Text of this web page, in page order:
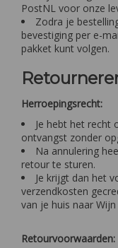
PostNL voor onze
Zodra je
bevestiging per e-
pakket kunt volgen.
Herroepingsrecht:
Je hebt het recht
ontvangst zonder
Na annulering
retour te sturen.
Je krijgt dan het
verzendkosten
van je huis naar
Retourvoorwaarden: